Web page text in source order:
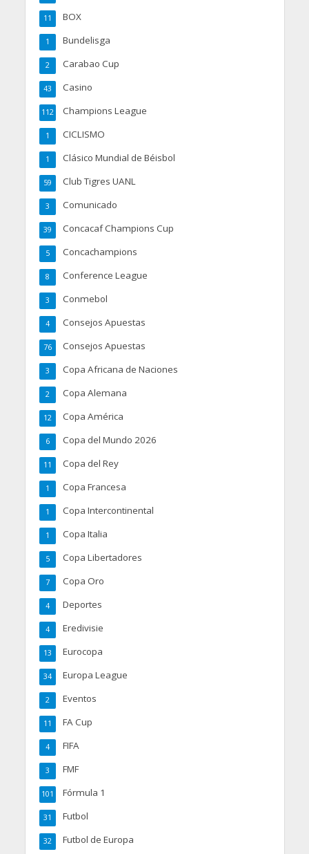
BOX
11
Bundelisga
1
Carabao Cup
2
Casino
43
Champions League
112
CICLISMO
1
Clásico Mundial de Béisbol
1
Club Tigres UANL
59
Comunicado
3
Concacaf Champions Cup
39
Concachampions
5
Conference League
8
Conmebol
3
Consejos Apuestas
4
Consejos Apuestas
76
Copa Africana de Naciones
3
Copa Alemana
2
Copa América
12
Copa del Mundo 2026
6
Copa del Rey
11
Copa Francesa
1
Copa Intercontinental
1
Copa Italia
1
Copa Libertadores
5
Copa Oro
7
Deportes
4
Eredivisie
4
Eurocopa
13
Europa League
34
Eventos
2
FA Cup
11
FIFA
4
FMF
3
Fórmula 1
101
Futbol
31
Futbol de Europa
32